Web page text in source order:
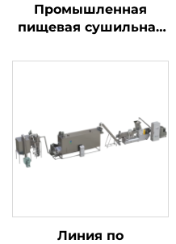
Промышленная
пищевая сушильная
Линия по